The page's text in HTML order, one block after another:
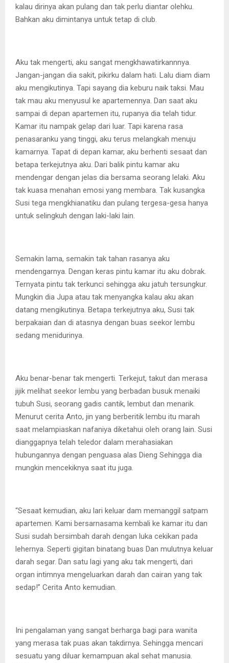
kalau dirinya akan pulang dan tak perlu diantar olehku.
Bahkan aku dimintanya untuk tetap di club.
Aku tak mengerti, aku sangat mengkhawatirkannnya.
Jangan-jangan dia sakit, pikirku dalam hati. Lalu diam diam
aku mengikutinya. Tapi sayang dia keburu naik taksi. Mau
tak mau aku menyusul ke apartemennya. Dan saat aku
sampai di depan apartemen itu, rupanya dia telah tidur.
Kamar itu nampak gelap dari luar. Tapi karena rasa
penasaranku yang tinggi, aku terus melangkah menuju
kamarnya. Tapat di depan kamar, aku berhenti sesaat dan
betapa terkejutnya aku. Dari balik pintu kamar aku
mendengar dengan jelas dia bersama seorang lelaki. Aku
tak kuasa menahan emosi yang membara. Tak kusangka
Susi tega mengkhianatiku dan pulang tergesa-gesa hanya
untuk selingkuh dengan laki-laki lain.
Semakin lama, semakin tak tahan rasanya aku
mendengarnya. Dengan keras pintu kamar itu aku dobrak.
Ternyata pintu tak terkunci sehingga aku jatuh tersungkur.
Mungkin dia Jupa atau tak menyangka kalau aku akan
datang mengikutinya. Betapa terkejutnya aku, Susi tak
berpakaian dan di atasnya dengan buas seekor lembu
sedang menidurinya.
Aku benar-benar tak mengerti. Terkejut, takut dan merasa
jijik melihat seekor lembu yang berbadan busuk menaiki
tubuh Susi, seorang gadis cantik, lembut dan menarik.
Menurut cerita Anto, jin yang berberitik lembu itu marah
saat melampiaskan nafaniya diketahui oleh orang lain. Susi
dianggapnya telah teledor dalam merahasiakan
hubungannya dengan penguasa alas Dieng Sehingga dia
mungkin mencekiknya saat itu juga.
“Sesaat kemudian, aku lari keluar dam memanggil satpam
apartemen. Kami bersarnasama kembali ke kamar itu dan
Susi sudah bersimbah darah dengan luka cekikan pada
lehernya. Seperti gigitan binatang buas Dan mulutnya keluar
darah segar. Dan satu lagi yang aku tak mengerti, dari
organ intimnya mengeluarkan darah dan cairan yang tak
sedap!” Cerita Anto kemudian.
Ini pengalaman yang sangat berharga bagi para wanita
yang merasa tak puas akan takdirnya. Sehingga mencari
sesuatu yang diluar kemampuan akal sehat manusia.